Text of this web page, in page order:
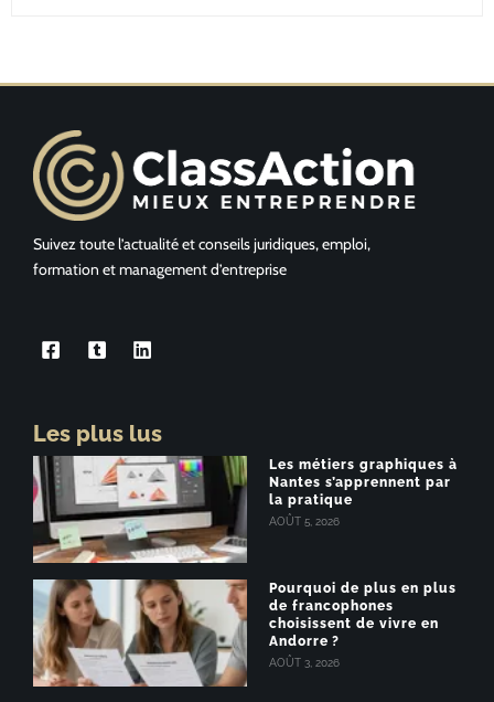
Suivez toute l’actualité et conseils juridiques, emploi,
formation et management d’entreprise
Les plus lus
Les métiers graphiques à
Nantes s’apprennent par
la pratique
AOÛT 5, 2026
Pourquoi de plus en plus
de francophones
choisissent de vivre en
Andorre ?
AOÛT 3, 2026